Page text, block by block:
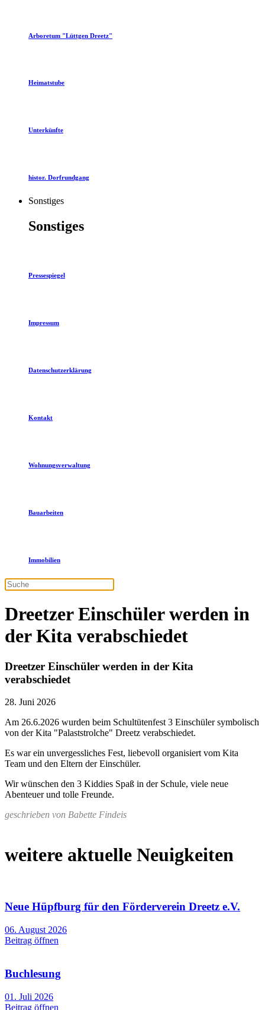
Arboretum "Lüttgen Dreetz"
Heimatstube
Unterkünfte
histor. Dorfrundgang
Sonstiges
Sonstiges
Pressespiegel
Impressum
Datenschutzerklärung
Kontakt
Wohnungsverwaltung
Bauarbeiten
Immobilien
Dreetzer Einschüler werden in
der Kita verabschiedet
Dreetzer Einschüler werden in der Kita
verabschiedet
28. Juni 2026
Am 26.6.2026 wurden beim Schultütenfest 3 Einschüler symbolisch
von der Kita "Palaststrolche" Dreetz verabschiedet.
Es war ein unvergessliches Fest, liebevoll organisiert vom Kita
Team und den Eltern der Einschüler.
Wir wünschen den 3 Kiddies Spaß in der Schule, viele neue
Abenteuer und tolle Freunde.
geschrieben von Babette Findeis
weitere aktuelle Neuigkeiten
Neue Hüpfburg für den Förderverein Dreetz e.V.
06. August 2026
Beitrag öffnen
Buchlesung
01. Juli 2026
Beitrag öffnen